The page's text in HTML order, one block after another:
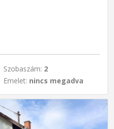
Szobaszám: 2
Emelet: nincs megadva